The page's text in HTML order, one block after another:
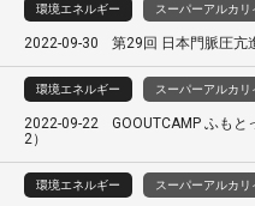
環境エネルギー スーパーアルカリ
2022-09-30 第29回 日本門脈圧亢
環境エネルギー スーパーアルカリ
2022-09-22
GOOUTCAMP ふも
2）
環境エネルギー スーパーアルカリ